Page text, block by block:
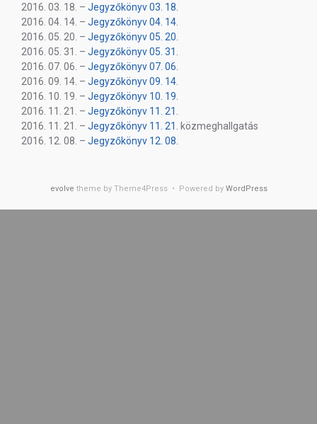
2016. 03. 18. – Jegyzőkönyv 03. 18.
2016. 04. 14. – Jegyzőkönyv 04. 14.
2016. 05. 20. – Jegyzőkönyv 05. 20.
2016. 05. 31. – Jegyzőkönyv 05. 31.
2016. 07. 06. – Jegyzőkönyv 07. 06.
2016. 09. 14. – Jegyzőkönyv 09. 14.
2016. 10. 19. – Jegyzőkönyv 10. 19.
2016. 11. 21. – Jegyzőkönyv 11. 21.
2016. 11. 21. – Jegyzőkönyv 11. 21.
közmeghallgatás
2016. 12. 08. – Jegyzőkönyv 12. 08.
evolve theme by Theme4Press • Powered by WordPress